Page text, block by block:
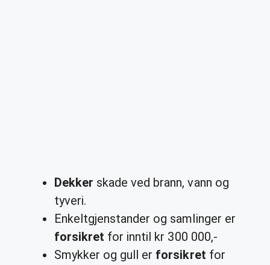
Dekker skade ved brann, vann og
tyveri.
Enkeltgjenstander og samlinger er
forsikret for inntil kr 300 000,-
Smykker og gull er forsikret for